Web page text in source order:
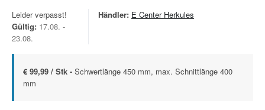
Leider verpasst!
Gültig: 17.08. -
23.08.
Händler: E Center Herkules
€ 99,99 / Stk - Schwertlänge 450 mm, max. Schnittlänge 400
mm